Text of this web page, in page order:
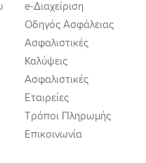
e-Διαχείριση
Οδηγός Ασφάλειας
Ασφαλιστικές
Καλύψεις
Ασφαλιστικές
Εταιρείες
Τρόποι Πληρωμής
Επικοινωνία